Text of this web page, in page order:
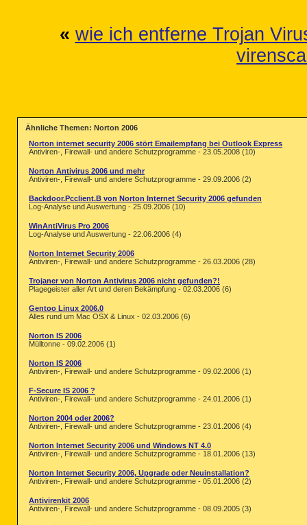
« wie ich entferne Trojan
Ähnliche Themen: Norton 2006
Norton internet security 2006 stört Emailempfang bei Outlook Express
Antiviren-, Firewall- und andere Schutzprogramme - 23.05.2008 (10)
Norton Antivirus 2006 und mehr
Antiviren-, Firewall- und andere Schutzprogramme - 29.09.2006 (2)
Backdoor.Pcclient.B von Norton Internet Security 2006 gefunden
Log-Analyse und Auswertung - 25.09.2006 (10)
WinAntiVirus Pro 2006
Log-Analyse und Auswertung - 22.06.2006 (4)
Norton Internet Security 2006
Antiviren-, Firewall- und andere Schutzprogramme - 26.03.2006 (28)
Trojaner von Norton Antivirus 2006 nicht gefunden?!
Plagegeister aller Art und deren Bekämpfung - 02.03.2006 (6)
Gentoo Linux 2006.0
Alles rund um Mac OSX & Linux - 02.03.2006 (6)
Norton IS 2006
Mülltonne - 09.02.2006 (1)
Norton IS 2006
Antiviren-, Firewall- und andere Schutzprogramme - 09.02.2006 (1)
F-Secure IS 2006 ?
Antiviren-, Firewall- und andere Schutzprogramme - 24.01.2006 (1)
Norton 2004 oder 2006?
Antiviren-, Firewall- und andere Schutzprogramme - 23.01.2006 (4)
Norton Internet Security 2006 und Windows NT 4.0
Antiviren-, Firewall- und andere Schutzprogramme - 18.01.2006 (13)
Norton Internet Security 2006, Upgrade oder Neuinstallation?
Antiviren-, Firewall- und andere Schutzprogramme - 05.01.2006 (2)
Antivirenkit 2006
Antiviren-, Firewall- und andere Schutzprogramme - 08.09.2005 (3)